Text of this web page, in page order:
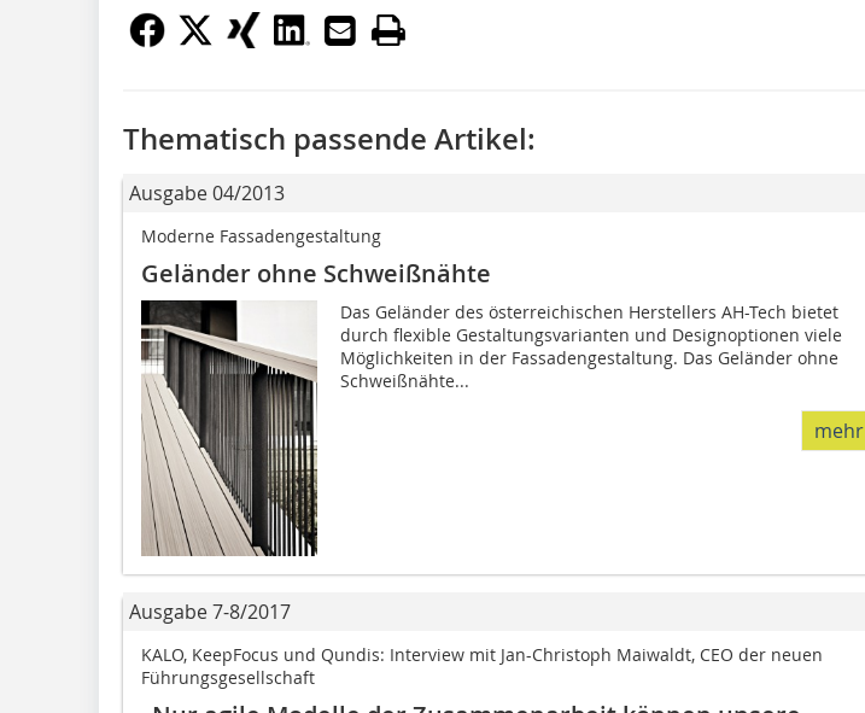
Thematisch passende Artikel:
Ausgabe 04/2013
Moderne Fassadengestaltung
Geländer ohne Schweißnähte
Das Geländer des österreichischen Herstellers AH-Tech bietet
durch flexible Gestaltungsvarianten und Designoptionen viele
Möglichkeiten in der Fassadengestaltung. Das Geländer ohne
Schweißnähte...
mehr
Ausgabe 7-8/2017
KALO, KeepFocus und Qundis: Interview mit Jan-Christoph Maiwaldt, CEO der neuen
Führungsgesellschaft